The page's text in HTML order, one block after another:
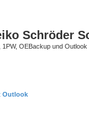
Schröder
OEBackup und
Outlook